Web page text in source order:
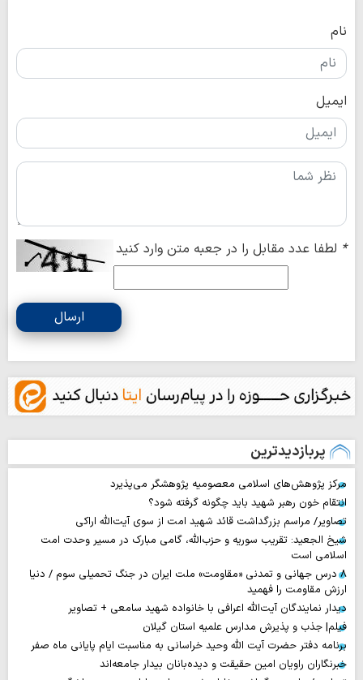
نام
ایمیل
* لطفا عدد مقابل را در جعبه متن وارد کنید
ارسال
پربازدیدترین
مرکز پژوهش‌های اسلامی معصومیه پژوهشگر می‌پذیرد
انتقام خون رهبر شهید باید چگونه گرفته شود؟
تصاویر/ مراسم بزرگداشت قائد شهید امت از سوی آیت‌الله اراکی
شیخ الجعید: تقریب سوریه و حزب‌الله، گامی مبارک در مسیر وحدت امت
اسلامی است
۸ درس جهانی و تمدنی «مقاومت» ملت ایران در جنگ تحمیلی سوم / دنیا
ارزش مقاومت را فهمید
دیدار نمایندگان آیت‌الله اعرافی با خانواده شهید سامعی + تصاویر
فیلم| جذب و پذیرش مدارس علمیه استان گیلان
برنامه دفتر حضرت آیت الله وحید خراسانی به مناسبت ایام پایانی ماه صفر
خبرنگاران راویان امین حقیقت و دیده‌بانان بیدار جامعه‌اند